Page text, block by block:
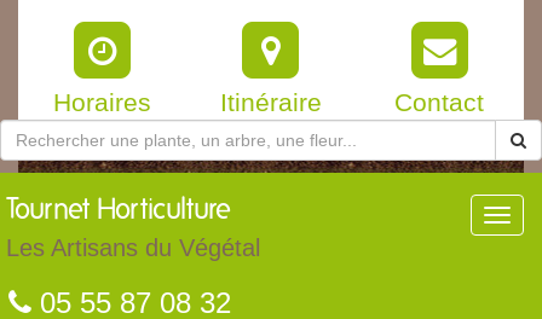
Horaires Itinéraire Contact
Tournet Horticulture
Les Artisans du Végétal
05 55 87 08 32